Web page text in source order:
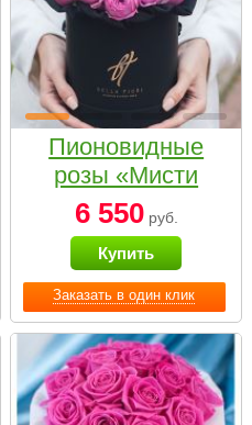
Заказать в один клик
Пионовидные
розы «Мисти
бабблс» в
черной коробке
Small
6 550руб.
Купить